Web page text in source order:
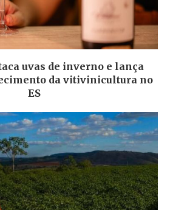
uvas de inverno e lança
da vitivinicultura no
ES